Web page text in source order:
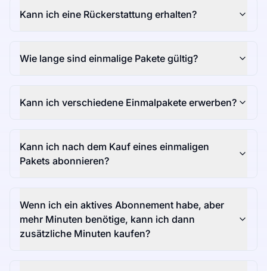
Kann ich eine Rückerstattung erhalten?
Wie lange sind einmalige Pakete gültig?
Kann ich verschiedene Einmalpakete erwerben?
Kann ich nach dem Kauf eines einmaligen
Pakets abonnieren?
Wenn ich ein aktives Abonnement habe, aber
mehr Minuten benötige, kann ich dann
zusätzliche Minuten kaufen?